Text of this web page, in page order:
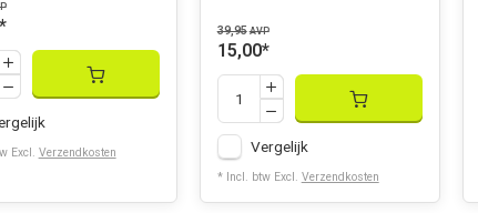
Excl. Verzendkosten
39,95 AVP
15,00*
Vergelijk
* Incl. btw Excl. Verzendkosten